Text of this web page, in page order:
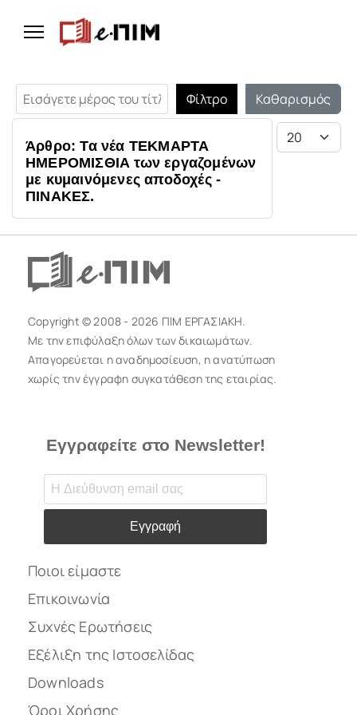
Εισάγετε μέρος του τίτλου.
Φίλτρο
Καθαρισμός
Εμφάνιση #
Άρθρο: Τα νέα ΤΕΚΜΑΡΤΑ
ΗΜΕΡΟΜΙΣΘΙΑ των εργαζομένων
με κυμαινόμενες αποδοχές -
ΠΙΝΑΚΕΣ.
Copyright © 2008 - 2026 ΠΙΜ ΕΡΓΑΣΙΑΚΗ.
Με την επιφύλαξη όλων των δικαιωμάτων.
Απαγορεύεται η αναδημοσίευση, η ανατύπωση
χωρίς την έγγραφη συγκατάθεση της εταιρίας.
Εγγραφείτε στο Newsletter!
Εγγραφή
Ποιοι είμαστε
Επικοινωνία
Συχνές Ερωτήσεις
Εξέλιξη της Ιστοσελίδας
Downloads
Όροι Χρήσης